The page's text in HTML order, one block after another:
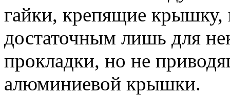
гайки, крепящие
достаточным лишь для
прокладки, но не
алюминиевой крышки.